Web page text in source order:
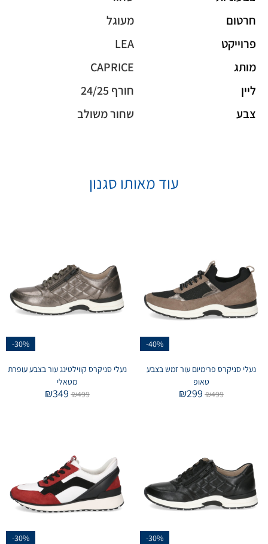
חרטום
מעוגל
פרוייקט
LEA
מותג
CAPRICE
ליין
חורף 24/25
צבע
שחור משולב
עוד מאותו סגנון
-40%
נעלי סניקרס פרימיום עור זמש בצבע
טאופ
₪499
₪299
-30%
נעלי סניקרס קווילטינג עור בצבע עופרת
מטאלי
₪499
₪349
-30%
-30%